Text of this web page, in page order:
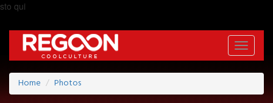
sto qui
Toggle
Home
Photos